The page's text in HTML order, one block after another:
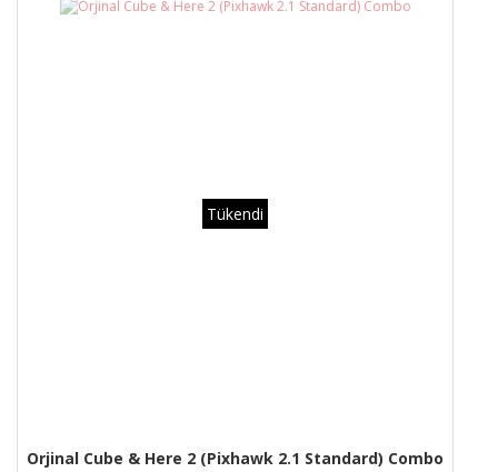
Tükendi
Orjinal Cube & Here 2 (Pixhawk 2.1 Standard) Combo